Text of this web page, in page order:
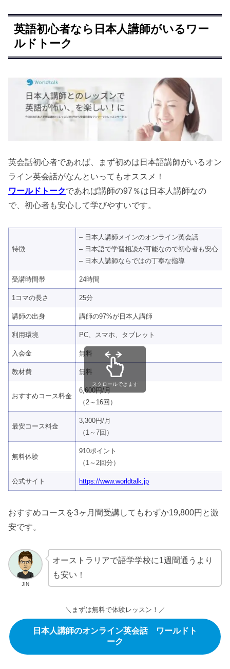
英語初心者なら日本人講師がいるワー
ルドトーク
英会話初心者であれば、まず初めは日本語講師がいるオン
ライン英会話がなんといってもオススメ！
ワールドトークであれば講師の97％は日本人講師なの
で、初心者も安心して学びやすいです。
特徴
– 日本人講師メインのオンライン英会話
– 日本語で学習相談が可能なので初心者も安心
– 日本人講師ならではの丁寧な指導
受講時間帯 24時間
1コマの長さ 25分
講師の出身 講師の97%が日本人講師
利用環境 PC、スマホ、タブレット
入会金 無料
教材費 無料
おすすめコース料金
6,600円/月
（2～16回）
最安コース料金
3,300円/月
（1～7回）
無料体験
910ポイント
（1～2回分）
公式サイト https://www.worldtalk.jp
スクロールできます
おすすめコースを3ヶ月間受講してもわずか19,800円と激
安です。
JIN
オーストラリアで語学学校に1週間通うより
も安い！
＼まずは無料で体験レッスン！／
日本人講師のオンライン英会話 ワールドト
ーク